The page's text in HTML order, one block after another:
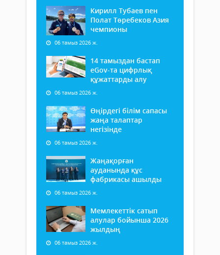
Кирилл Тубаев пен
Полат Төребеков Азия
чемпионы
06 тамыз 2026 ж.
14 тамыздан бастап
еGov-та цифрлық
құжаттарды алу
06 тамыз 2026 ж.
Өңірдегі білім сапасы
жаңа талаптар
негізінде
06 тамыз 2026 ж.
Жаңақорған
ауданында құс
фабрикасы ашылды
06 тамыз 2026 ж.
Мемлекеттік сатып
алулар бойынша 2026
жылдың
06 тамыз 2026 ж.